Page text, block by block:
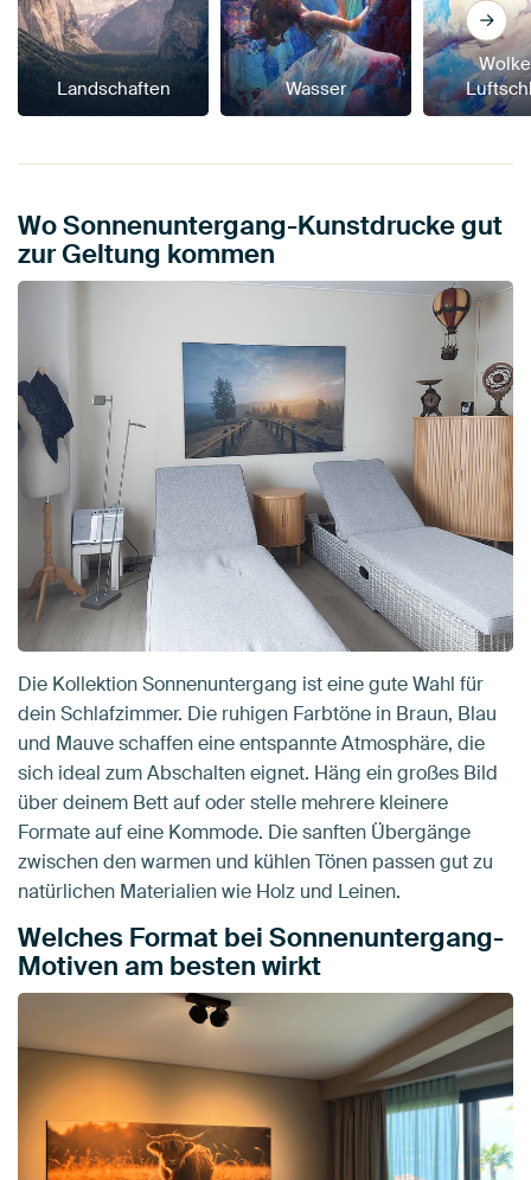
Landschaften Wasser
Wo Sonnenuntergang-Kunstdrucke gut
zur Geltung kommen
Die Kollektion Sonnenuntergang ist eine gute Wahl für
dein Schlafzimmer. Die ruhigen Farbtöne in Braun, Blau
und Mauve schaffen eine entspannte Atmosphäre, die
sich ideal zum Abschalten eignet. Häng ein großes Bild
über deinem Bett auf oder stelle mehrere kleinere
Formate auf eine Kommode. Die sanften Übergänge
zwischen den warmen und kühlen Tönen passen gut zu
natürlichen Materialien wie Holz und Leinen.
Welches Format bei Sonnenuntergang-
Motiven am besten wirkt